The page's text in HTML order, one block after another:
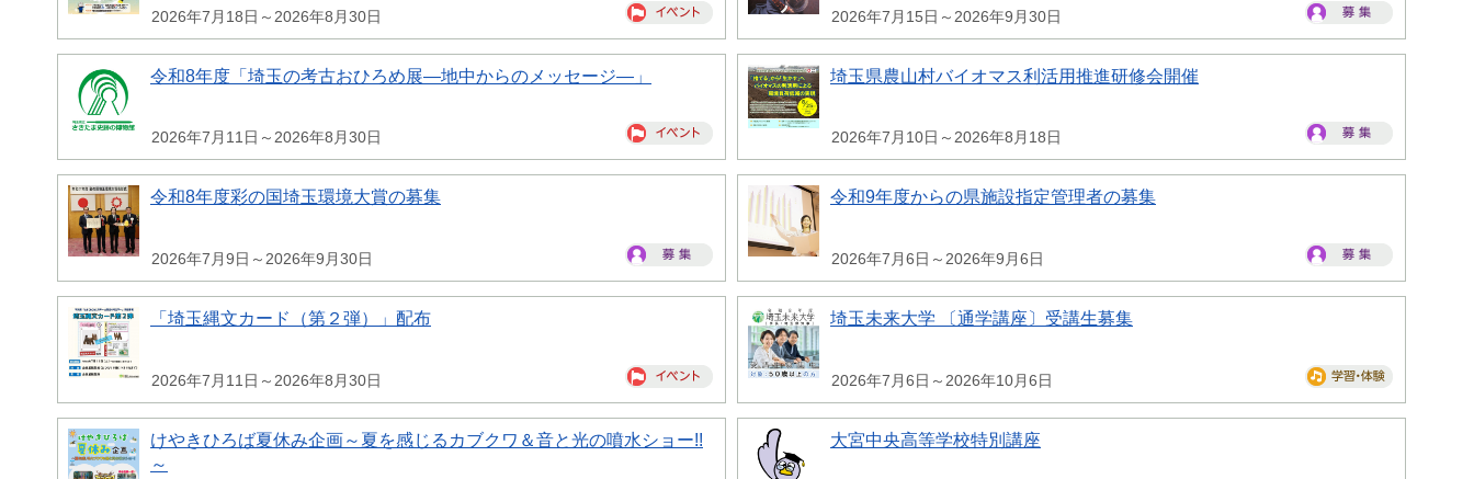
2026年7月18日～2026年8月30日 2026年7月15日～2026年9月30日
令和8年度「埼玉の考古おひろめ展―地中からのメッセージ―」
2026年7月11日～2026年8月30日
埼玉県農山村バイオマス利活用推進研修会開催
2026年7月10日～2026年8月18日
令和8年度彩の国埼玉環境大賞の募集
2026年7月9日～2026年9月30日
令和9年度からの県施設指定管理者の募集
2026年7月6日～2026年9月6日
「埼玉縄文カード（第２弾）」配布
2026年7月11日～2026年8月30日
埼玉未来大学 〔通学講座〕受講生募集
2026年7月6日～2026年10月6日
けやきひろば夏休み企画～夏を感じるカブクワ＆音と光の噴水ショー!!
～
大宮中央高等学校特別講座